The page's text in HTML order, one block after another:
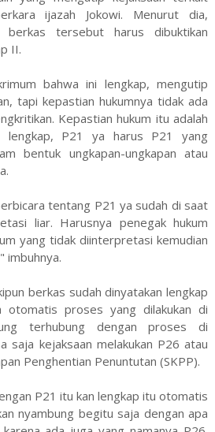
ijazah Jokowi. Menurut dia,
berkas tersebut harus dibuktikan
II.
bahwa ini lengkap, mengutip
tapi kepastian hukumnya tidak ada
Kepastian hukum itu adalah
lengkap, P21 ya harus P21 yang
bentuk ungkapan-ungkapan atau
tentang P21 ya sudah di saat
liar. Harusnya penegak hukum
yang tidak diinterpretasi kemudian
imbuhnya.
berkas sudah dinyatakan lengkap
otomatis proses yang dilakukan di
terhubung dengan proses di
saja kejaksaan melakukan P26 atau
Penghentian Penuntutan (SKPP).
P21 itu kan lengkap itu otomatis
nyambung begitu saja dengan apa